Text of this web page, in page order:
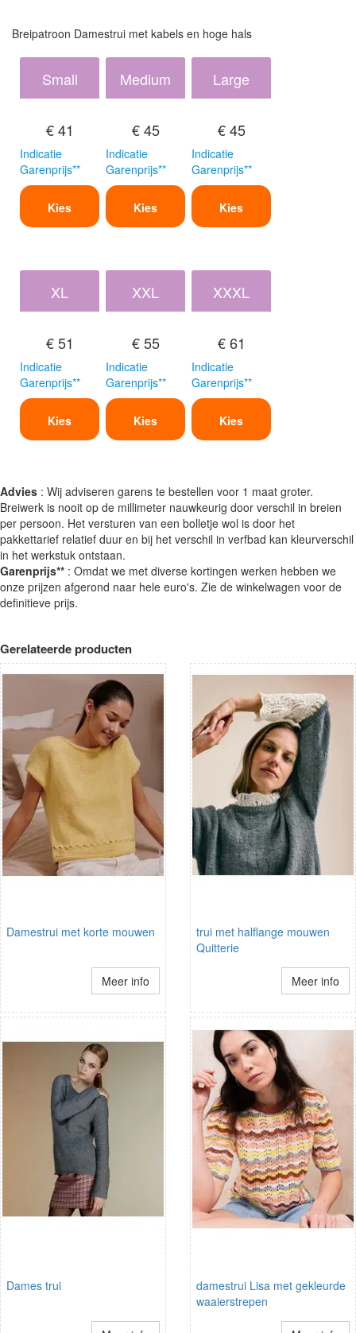
Breipatroon Damestrui met kabels en hoge hals
Small
€ 41
Indicatie
Garenprijs**
Kies
Medium
€ 45
Indicatie
Garenprijs**
Kies
Large
€ 45
Indicatie
Garenprijs**
Kies
XL
€ 51
Indicatie
Garenprijs**
Kies
XXL
€ 55
Indicatie
Garenprijs**
Kies
XXXL
€ 61
Indicatie
Garenprijs**
Kies
Advies : Wij adviseren garens te bestellen voor 1 maat groter.
Breiwerk is nooit op de millimeter nauwkeurig door verschil in breien
per persoon. Het versturen van een bolletje wol is door het
pakkettarief relatief duur en bij het verschil in verfbad kan kleurverschil
in het werkstuk ontstaan.
Garenprijs** : Omdat we met diverse kortingen werken hebben we
onze prijzen afgerond naar hele euro's. Zie de winkelwagen voor de
definitieve prijs.
Gerelateerde producten
Damestrui met korte mouwen
Meer info
trui met halflange mouwen
Quitterie
Meer info
Dames trui
damestrui Lisa met gekleurde
waaierstrepen